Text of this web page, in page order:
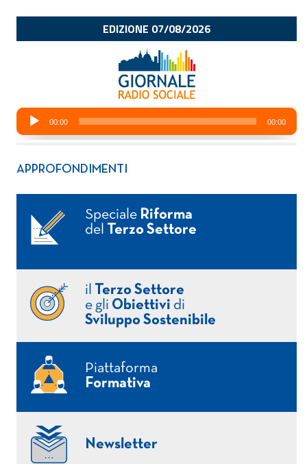
APPROFONDIMENTI
Speciale Riforma
del
Terzo Settore
il
Terzo Settore
e gli Obiettivi di
Sviluppo Sostenibile
Piattaforma
Formativa
Newsletter